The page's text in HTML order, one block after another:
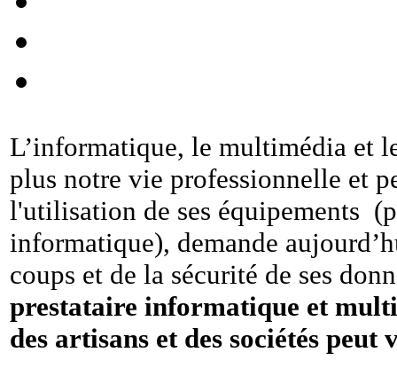
L’informatique, le multimédia et
plus notre vie professionnelle et
l'utilisation de ses équipements
informatique), demande
coups et de la sécurité de ses
prestataire informatique et
des artisans et des sociétés peut